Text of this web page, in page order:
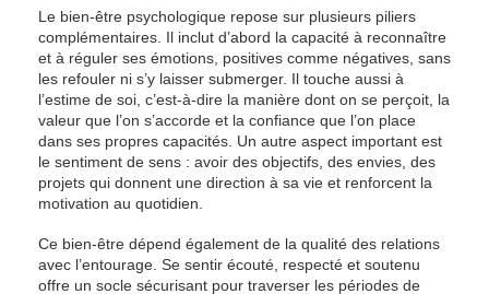
Le bien-être psychologique repose sur plusieurs piliers
complémentaires. Il inclut d’abord la capacité à reconnaître
et à réguler ses émotions, positives comme négatives, sans
les refouler ni s’y laisser submerger. Il touche aussi à
l’estime de soi, c’est-à-dire la manière dont on se perçoit, la
valeur que l’on s’accorde et la confiance que l’on place
dans ses propres capacités. Un autre aspect important est
le sentiment de sens : avoir des objectifs, des envies, des
projets qui donnent une direction à sa vie et renforcent la
motivation au quotidien.
Ce bien-être dépend également de la qualité des relations
avec l’entourage. Se sentir écouté, respecté et soutenu
offre un socle sécurisant pour traverser les périodes de